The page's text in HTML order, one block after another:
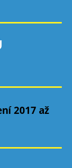
2017 až